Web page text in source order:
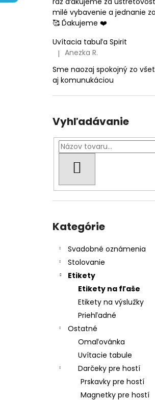
milé vybavenie a jednanie
🥰 Ďakujeme ❤️
Uvítacia tabuľa Spirit
Hodnotenie produktu je 5 z 5
| Anezka R.
Sme naozaj spokojný zo
aj komunukáciou
Vyhľadávanie
kategórie
Kategórie
Svadobné oznámenia
Stolovanie
Etikety
Etikety na fľaše
Etikety na výslužky
Priehľadné
Ostatné
Omaľovánka
Uvítacie tabule
Darčeky pre hostí
Prskavky pre hostí
Magnetky pre hostí
TLAČ VLASTNÉHO DIZAJNU
€0,39